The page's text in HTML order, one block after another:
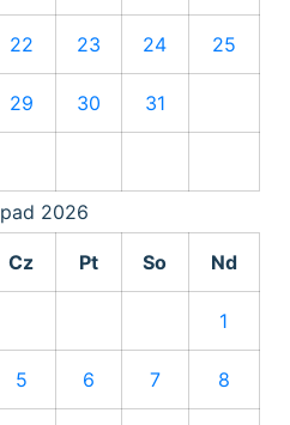
22 23 24 25
29 30 31
2026
Cz Pt So Nd
1
5 6 7 8